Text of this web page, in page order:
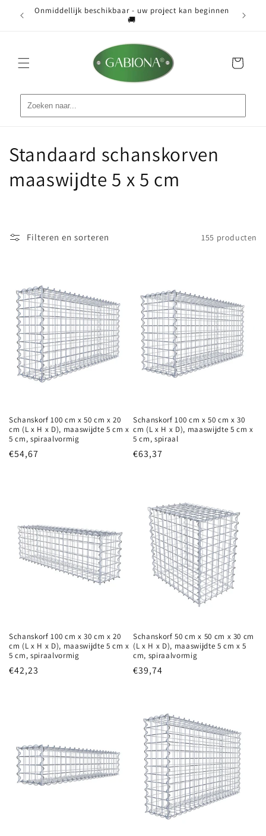
naar deOnmiddellijk beschikbaar - uw project kan beginnen
🚚
Winkelwagen
C
o
l
e
Standaard schanskorven
maaswijdte 5 x 5 cm
Filteren en sorteren 155 producten
Schanskorf 100 cm x 50 cm x 20
cm (L x H x D), maaswijdte 5 cm x
5 cm, spiraalvormig
Normale
€54,67
Schanskorf 100 cm x 50 cm x 30
cm (L x H x D), maaswijdte 5 cm x
5 cm, spiraal
Normale
€63,37
Schanskorf 100 cm x 30 cm x 20
cm (L x H x D), maaswijdte 5 cm x
5 cm, spiraalvormig
Normale
€42,23
Schanskorf 50 cm x 50 cm x 30 cm
(L x H x D), maaswijdte 5 cm x 5
cm, spiraalvormig
Normale
€39,74